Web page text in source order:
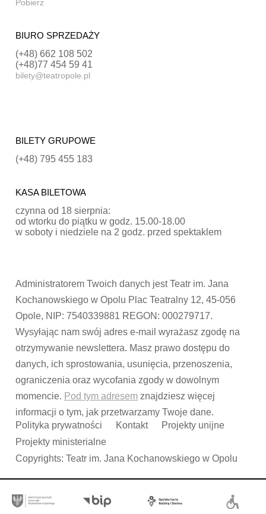
Pobierz
BIURO SPRZEDAŻY
(+48) 662 108 502
(+48)77 454 59 41
bilety@teatropole.pl
BILETY GRUPOWE
(+48) 795 455 183
KASA BILETOWA
czynna od 18 sierpnia:
od wtorku do piątku w godz. 15.00-18.00
w soboty i niedziele na 2 godz. przed spektaklem
Administratorem Twoich danych jest Teatr im. Jana
Kochanowskiego w Opolu Plac Teatralny 12, 45-056
Opole, NIP: 7540339881 REGON: 000279717.
Wysyłając nam swój adres e-mail wyrażasz zgodę na
otrzymywanie newslettera. Masz prawo dostępu do
danych, ich sprostowania, usunięcia, przenoszenia,
ograniczenia oraz wycofania zgody w dowolnym
momencie. Pod tym adresem znajdziesz więcej
informacji o tym, jak przetwarzamy Twoje dane.
Polityka prywatności
Kontakt
Projekty unijne
Projekty ministerialne
Copyrights: Teatr im. Jana Kochanowskiego w Opolu